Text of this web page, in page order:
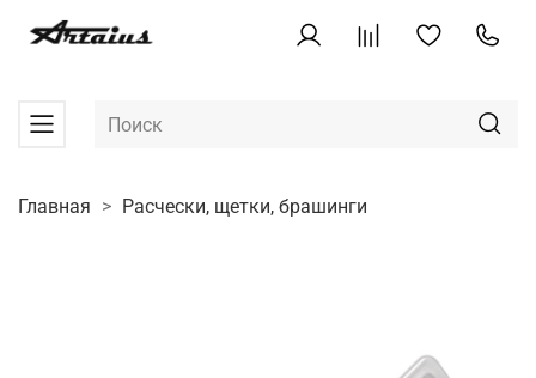
Главная Расчески, щетки, брашинги